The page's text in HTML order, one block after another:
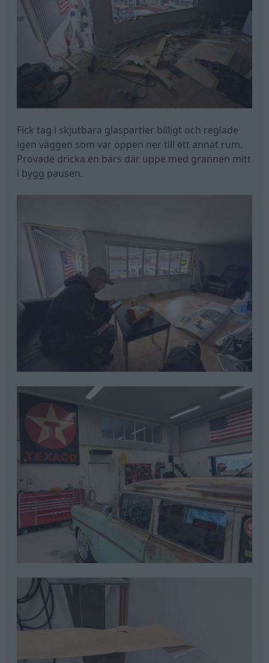
Fick tag i skjutbara glaspartier billigt och reglade
igen väggen som var öppen ner till ett annat rum.
Provade dricka en bärs där uppe med grannen mitt
i bygg pausen.